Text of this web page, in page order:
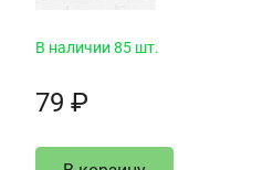
В наличии 85 шт.
79 ₽